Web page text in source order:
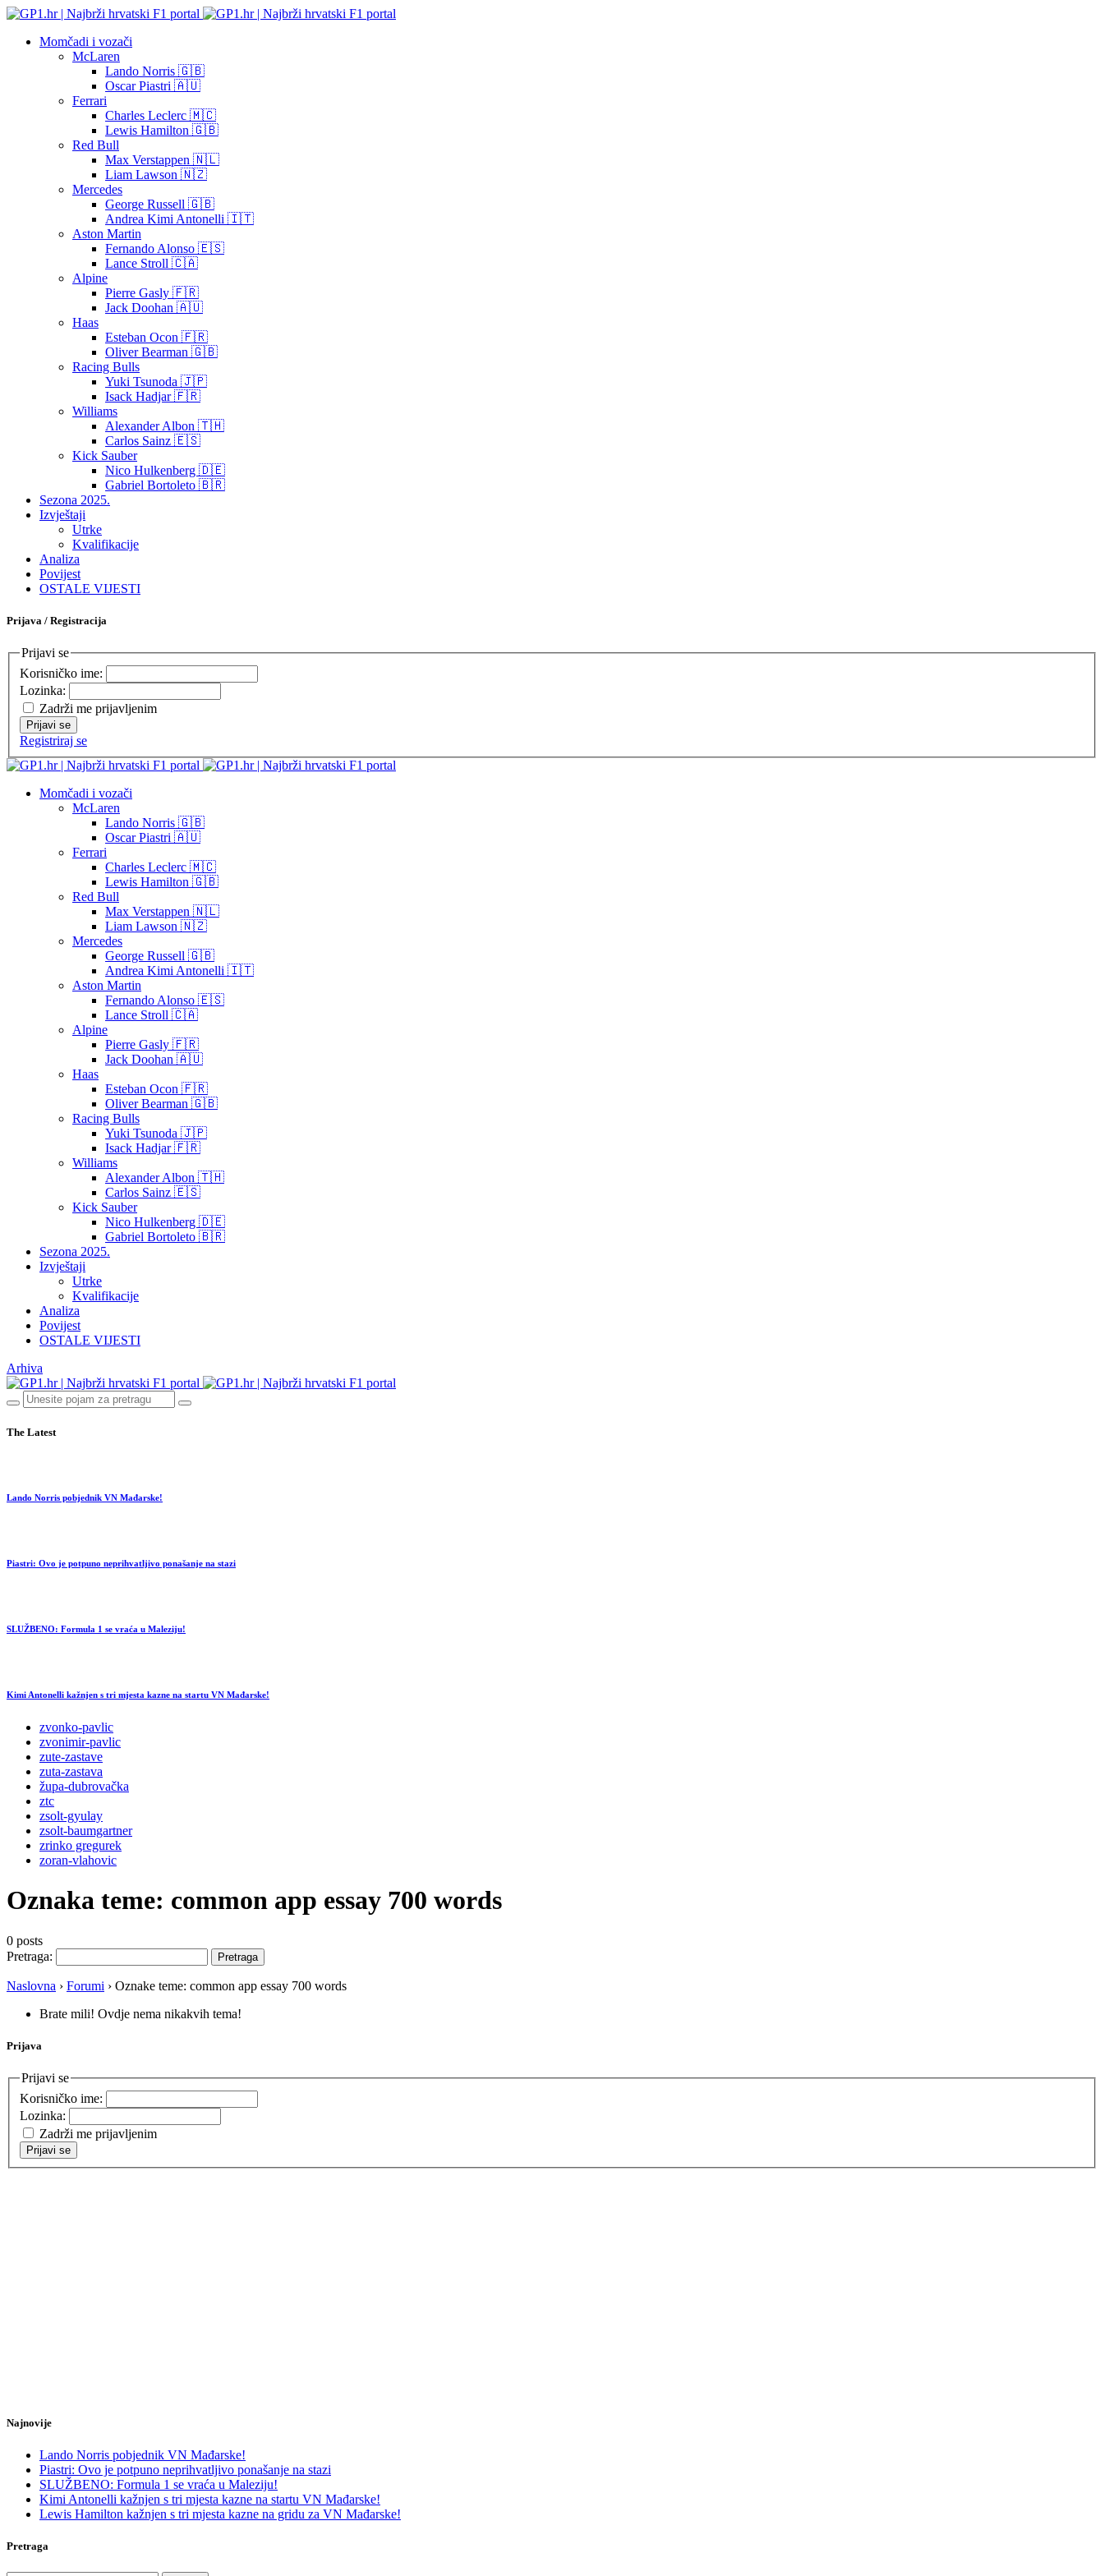
Momčadi i vozači
McLaren
Lando Norris 🇬🇧
Oscar Piastri 🇦🇺
Ferrari
Charles Leclerc 🇲🇨
Lewis Hamilton 🇬🇧
Red Bull
Max Verstappen 🇳🇱
Liam Lawson 🇳🇿
Mercedes
George Russell 🇬🇧
Andrea Kimi Antonelli 🇮🇹
Aston Martin
Fernando Alonso 🇪🇸
Lance Stroll 🇨🇦
Alpine
Pierre Gasly 🇫🇷
Jack Doohan 🇦🇺
Haas
Esteban Ocon 🇫🇷
Oliver Bearman 🇬🇧
Racing Bulls
Yuki Tsunoda 🇯🇵
Isack Hadjar 🇫🇷
Williams
Alexander Albon 🇹🇭
Carlos Sainz 🇪🇸
Kick Sauber
Nico Hulkenberg 🇩🇪
Gabriel Bortoleto 🇧🇷
Sezona 2025.
Izvještaji
Utrke
Kvalifikacije
Analiza
Povijest
OSTALE VIJESTI
Prijava / Registracija
Prijavi se
Korisničko ime:
Lozinka:
Zadrži me prijavljenim
Prijavi se
Registriraj se
Momčadi i vozači
McLaren
Lando Norris 🇬🇧
Oscar Piastri 🇦🇺
Ferrari
Charles Leclerc 🇲🇨
Lewis Hamilton 🇬🇧
Red Bull
Max Verstappen 🇳🇱
Liam Lawson 🇳🇿
Mercedes
George Russell 🇬🇧
Andrea Kimi Antonelli 🇮🇹
Aston Martin
Fernando Alonso 🇪🇸
Lance Stroll 🇨🇦
Alpine
Pierre Gasly 🇫🇷
Jack Doohan 🇦🇺
Haas
Esteban Ocon 🇫🇷
Oliver Bearman 🇬🇧
Racing Bulls
Yuki Tsunoda 🇯🇵
Isack Hadjar 🇫🇷
Williams
Alexander Albon 🇹🇭
Carlos Sainz 🇪🇸
Kick Sauber
Nico Hulkenberg 🇩🇪
Gabriel Bortoleto 🇧🇷
Sezona 2025.
Izvještaji
Utrke
Kvalifikacije
Analiza
Povijest
OSTALE VIJESTI
Arhiva
The Latest
Lando Norris pobjednik VN Mađarske!
Piastri: Ovo je potpuno neprihvatljivo ponašanje na stazi
SLUŽBENO: Formula 1 se vraća u Maleziju!
Kimi Antonelli kažnjen s tri mjesta kazne na startu VN Mađarske!
zvonko-pavlic
zvonimir-pavlic
zute-zastave
zuta-zastava
župa-dubrovačka
ztc
zsolt-gyulay
zsolt-baumgartner
zrinko gregurek
zoran-vlahovic
Oznaka teme: common app essay 700 words
0 posts
Pretraga:
Naslovna › Forumi › Oznake teme: common app essay 700 words
Brate mili! Ovdje nema nikakvih tema!
Prijava
Prijavi se
Korisničko ime:
Lozinka:
Zadrži me prijavljenim
Prijavi se
Najnovije
Lando Norris pobjednik VN Mađarske!
Piastri: Ovo je potpuno neprihvatljivo ponašanje na stazi
SLUŽBENO: Formula 1 se vraća u Maleziju!
Kimi Antonelli kažnjen s tri mjesta kazne na startu VN Mađarske!
Lewis Hamilton kažnjen s tri mjesta kazne na gridu za VN Mađarske!
Pretraga